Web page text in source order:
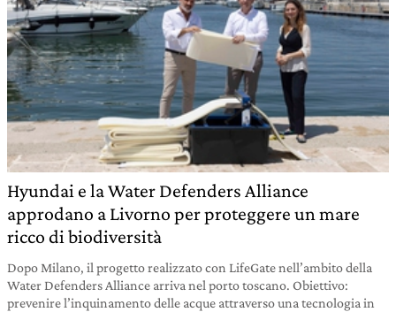
Hyundai e la Water Defenders Alliance
approdano a Livorno per proteggere un mare
ricco di biodiversità
Dopo Milano, il progetto realizzato con LifeGate nell’ambito della
Water Defenders Alliance arriva nel porto toscano. Obiettivo:
prevenire l’inquinamento delle acque attraverso una tecnologia in